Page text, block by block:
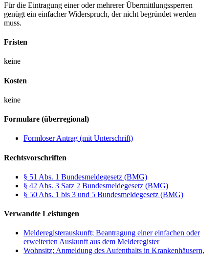
Für die Eintragung einer oder mehrerer Übermittlungssperren
genügt ein einfacher Widerspruch, der nicht begründet werden
muss.
Fristen
keine
Kosten
keine
Formulare (überregional)
Formloser Antrag (mit Unterschrift)
Rechtsvorschriften
§ 51 Abs. 1 Bundesmeldegesetz (BMG)
§ 42 Abs. 3 Satz 2 Bundesmeldegesetz (BMG)
§ 50 Abs. 1 bis 3 und 5 Bundesmeldegesetz (BMG)
Verwandte Leistungen
Melderegisterauskunft; Beantragung einer einfachen oder
erweiterten Auskunft aus dem Melderegister
Wohnsitz; Anmeldung des Aufenthalts in Krankenhäusern,